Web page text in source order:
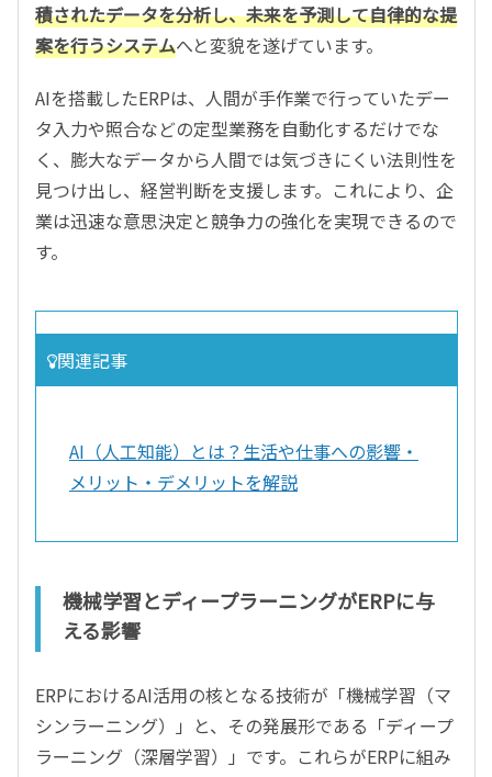
積されたデータを分析し、未来を予測して自律的な提
案を行うシステムへと変貌を遂げています。
AIを搭載したERPは、人間が手作業で行っていたデー
タ入力や照合などの定型業務を自動化するだけでな
く、膨大なデータから人間では気づきにくい法則性を
見つけ出し、経営判断を支援します。これにより、企
業は迅速な意思決定と競争力の強化を実現できるので
す。
関連記事
AI（人工知能）とは？生活や仕事への影響・
メリット・デメリットを解説
機械学習とディープラーニングがERPに与
える影響
ERPにおけるAI活用の核となる技術が「機械学習（マ
シンラーニング）」と、その発展形である「ディープ
ラーニング（深層学習）」です。これらがERPに組み